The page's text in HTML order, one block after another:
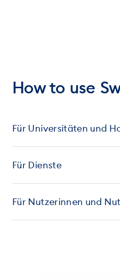
How to use
Für Universitäten und
Für Dienste
Für Nutzerinnen und